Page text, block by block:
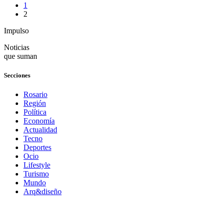
1
2
Impulso
Noticias
que suman
Secciones
Rosario
Región
Política
Economía
Actualidad
Tecno
Deportes
Ocio
Lifestyle
Turismo
Mundo
Arq&diseño